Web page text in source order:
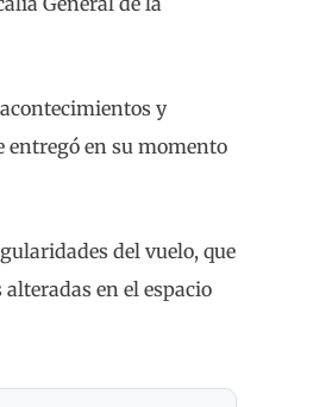
y
entregó en su momento
del vuelo, que
en el espacio